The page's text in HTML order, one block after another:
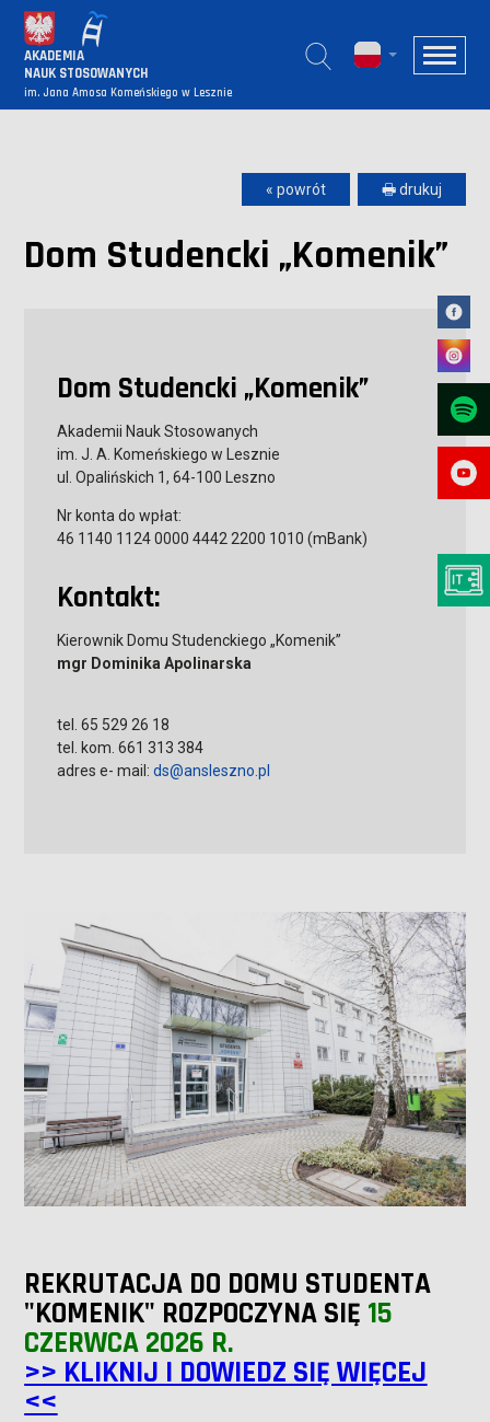
AKADEMIA
NAUK STOSOWANYCH
im. Jana Amosa Komeńskiego w Lesznie
« powrót 🖶 drukuj
Dom Studencki „Komenik”
Dom Studencki „Komenik”
Akademii Nauk Stosowanych
im. J. A. Komeńskiego w Lesznie
ul. Opalińskich 1, 64-100 Leszno
Nr konta do wpłat:
46 1140 1124 0000 4442 2200 1010 (mBank)
Kontakt:
Kierownik Domu Studenckiego „Komenik”
mgr Dominika Apolinarska
tel. 65 529 26 18
tel. kom. 661 313 384
adres e- mail:ds@ansleszno.pl
REKRUTACJA DO DOMU STUDENTA
"KOMENIK" ROZPOCZYNA SIĘ 15
CZERWCA 2026 R.
>> KLIKNIJ I DOWIEDZ SIĘ WIĘCEJ
<<